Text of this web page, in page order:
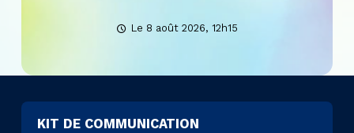
Le 8 août 2026, 12h15
KIT DE COMMUNICATION